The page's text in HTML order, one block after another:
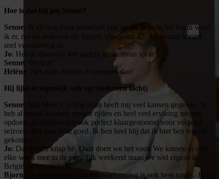
Hoe is dat bij jou Senne?
Senne : Ik zit nog maar anderhalf jaar op de fiets. In het begin werd
ik er, net als iedereen die begint, afgereden 😊. Maar daar kwam
snel verandering in.
Jo: Heb je daarvoor iets anders gedaan van sport?
Senne
Hélène
: Net zoals Remco Evenepoel dan!
Hij lijkt er eigenlijk ook op! (iedereen lacht)
Senne : Van Moer Cycling team heeft mij veel kansen gegeven. Ik
heb al mooie koersen mogen rijden en heel veel ervaring mogen
opdoen. Ze hebben mij ook perfect klaargestoomd voor volgend
seizoen. Het gaat echt goed. Ik ben heel blij dat ik hier ben terecht
gekomen.
Jo: Dat is echt knap hé. Daar doen we het voor. We komen er ook
elke week mee in de pers. Elk weekend staan we wel ergens in
België op het podium.
Bjorn : De begeleiding van een wielerploeg is ook heel intens. Je zit